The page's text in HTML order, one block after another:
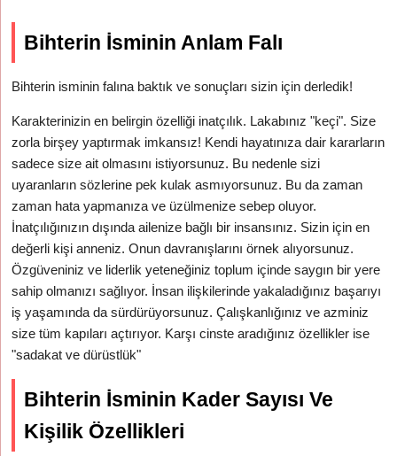
Bihterin İsminin Anlam Falı
Bihterin isminin falına baktık ve sonuçları sizin için derledik!
Karakterinizin en belirgin özelliği inatçılık. Lakabınız "keçi". Size
zorla birşey yaptırmak imkansız! Kendi hayatınıza dair kararların
sadece size ait olmasını istiyorsunuz. Bu nedenle sizi
uyaranların sözlerine pek kulak asmıyorsunuz. Bu da zaman
zaman hata yapmanıza ve üzülmenize sebep oluyor.
İnatçılığınızın dışında ailenize bağlı bir insansınız. Sizin için en
değerli kişi anneniz. Onun davranışlarını örnek alıyorsunuz.
Özgüveniniz ve liderlik yeteneğiniz toplum içinde saygın bir yere
sahip olmanızı sağlıyor. İnsan ilişkilerinde yakaladığınız başarıyı
iş yaşamında da sürdürüyorsunuz. Çalışkanlığınız ve azminiz
size tüm kapıları açtırıyor. Karşı cinste aradığınız özellikler ise
"sadakat ve dürüstlük"
Bihterin İsminin Kader Sayısı Ve
Kişilik Özellikleri